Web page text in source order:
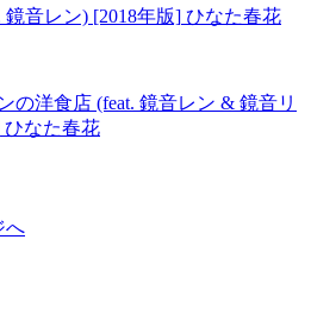
鏡音レン) [2018年版] ひなた春花
の洋食店 (feat. 鏡音レン & 鏡音リ
ひなた春花
へ